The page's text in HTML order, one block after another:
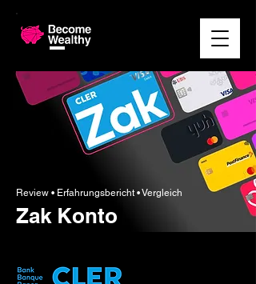
Review • Erfahrungsbericht • Vergleich
Zak Konto